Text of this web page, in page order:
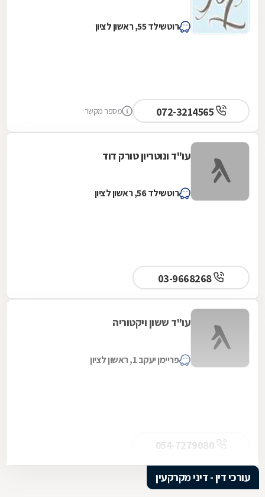
רוטשילד 55, ראשון לציון
מספר מקשר
עו"ד ונוטריון טורק דוד
רוטשילד 56, ראשון לציון
03-9668268
עו"ד ששון ויקטוריה
פריימן יעקב 1, ראשון לציון
עורכי דין - דיני מקרקעין